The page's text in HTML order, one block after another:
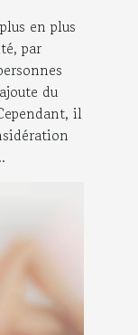
en plus
par
du
il